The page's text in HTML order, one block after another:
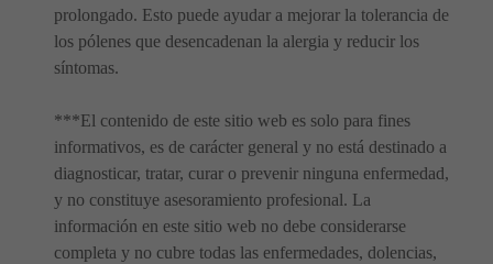
prolongado. Esto puede ayudar a mejorar la tolerancia de
los pólenes que desencadenan la alergia y reducir los
síntomas.
***El contenido de este sitio web es solo para fines
informativos, es de carácter general y no está destinado a
diagnosticar, tratar, curar o prevenir ninguna enfermedad,
y no constituye asesoramiento profesional. La
información en este sitio web no debe considerarse
completa y no cubre todas las enfermedades, dolencias,